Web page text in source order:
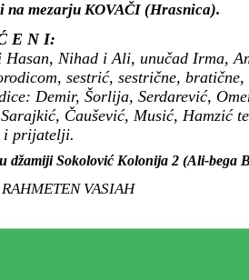
na mezarju KOVAČI (Hrasnica).
E N I:
Nihad i Ali, unučad Irma,
sestrić, sestrične,
Demir, Šorlija, Serdarević,
Čaušević, Musić, Hamzić
i prijatelji.
džamiji Sokolović Kolonija 2 (Ali-bega
VASIAH